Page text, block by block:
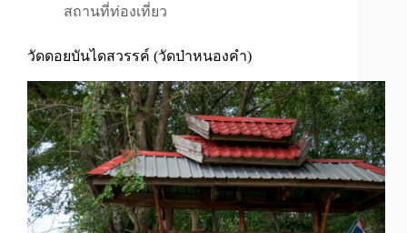
สถานที่ท่องเที่ยว
วัดดอยบันไดสวรรค์ (วัดป่าหนองคำ)